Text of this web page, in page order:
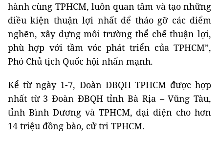
hành cùng TPHCM, luôn quan tâm và tạo những
điều kiện thuận lợi nhất để tháo gỡ các điểm
nghẽn, xây dựng môi trường thể chế thuận lợi,
phù hợp với tầm vóc phát triển của TPHCM”,
Phó Chủ tịch Quốc hội nhấn mạnh.
Kể từ ngày 1-7, Đoàn ĐBQH TPHCM được hợp
nhất từ 3 Đoàn ĐBQH tỉnh Bà Rịa – Vũng Tàu,
tỉnh Bình Dương và TPHCM, đại diện cho hơn
14 triệu đồng bào, cử tri TPHCM.